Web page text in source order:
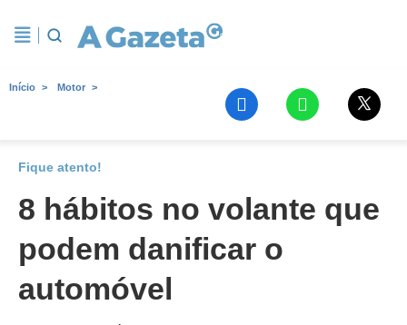
Início Motor
Fique atento!
8 hábitos no volante que
podem danificar o
automóvel